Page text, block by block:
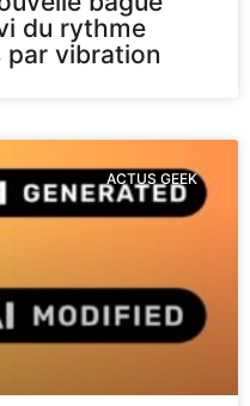
du rythme
par vibration
ACTUS GEEK